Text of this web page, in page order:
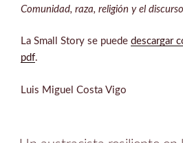
Comunidad, raza, religión y el
La Small Story se puede descargar
pdf.
Luis Miguel Costa Vigo